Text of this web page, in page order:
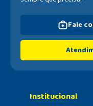
Fale
Institucional